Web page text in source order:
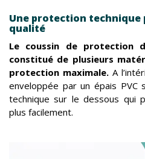
Une protection technique
qualité
Le coussin de protection
constitué de plusieurs
protection maximale.A
enveloppée par un épais
technique sur le dessous qui
plus facilement.